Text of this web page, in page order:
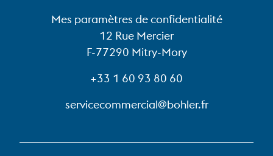
Mes paramètres de confidentialité
12 Rue Mercier
F-77290 Mitry-Mory
+33 1 60 93 80 60
servicecommercial@bohler.fr